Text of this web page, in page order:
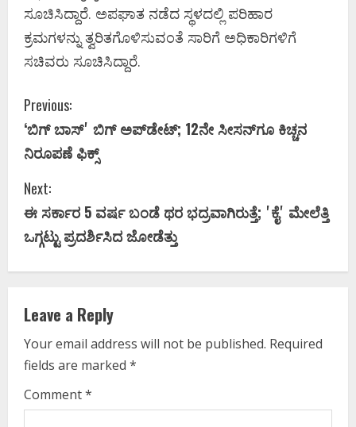
ಸೂಚಿಸಿದ್ದಾರೆ. ಅಪಘಾತ ನಡೆದ ಸ್ಥಳದಲ್ಲಿ ಪರಿಹಾರ
ಕ್ರಮಗಳನ್ನು ತ್ವರಿತಗೊಳಿಸುವಂತೆ ಸಾರಿಗೆ ಅಧಿಕಾರಿಗಳಿಗೆ
ಸಚಿವರು ಸೂಚಿಸಿದ್ದಾರೆ.
C
o
n
t
i
n
u
e
R
e
Previous:
‘ಬಿಗ್‌ ಬಾಸ್‌ʼ ಬಿಗ್ ಅಪ್‌ಡೇಟ್; 12ನೇ ಸೀಸನ್‌ಗೂ ಕಿಚ್ಚನ
ನಿರೂಪಣೆ ಫಿಕ್ಸ್‌
Next:
ಈ ಸರ್ಕಾರ 5 ವರ್ಷ ಬಂಡೆ ಥರ ಭದ್ರವಾಗಿರುತ್ತೆ; ʼಕೈʼ ಮೇಲೆತ್ತಿ
ಒಗ್ಗಟ್ಟು ಪ್ರದರ್ಶಿಸಿದ ಜೋಡೆತ್ತು
Leave a Reply
Your email address will not be published. Required
fields are marked *
Comment*